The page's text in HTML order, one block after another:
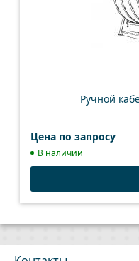
Ручной
Цена по запросу
В наличии